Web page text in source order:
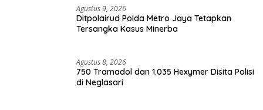
Agustus 9, 2026
Ditpolairud Polda Metro Jaya Tetapkan
Tersangka Kasus Minerba
Agustus 8, 2026
750 Tramadol dan 1.035 Hexymer Disita Polisi
di Neglasari